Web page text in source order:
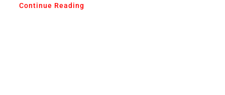
Continue Reading